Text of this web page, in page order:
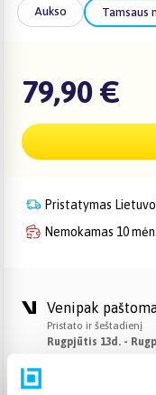
Aukso Tamsaus
79,90 €
Pristatymas
Nemokamas 10
Venipak
Pristato ir šeštadienį
Rugpjūtis 13d. -